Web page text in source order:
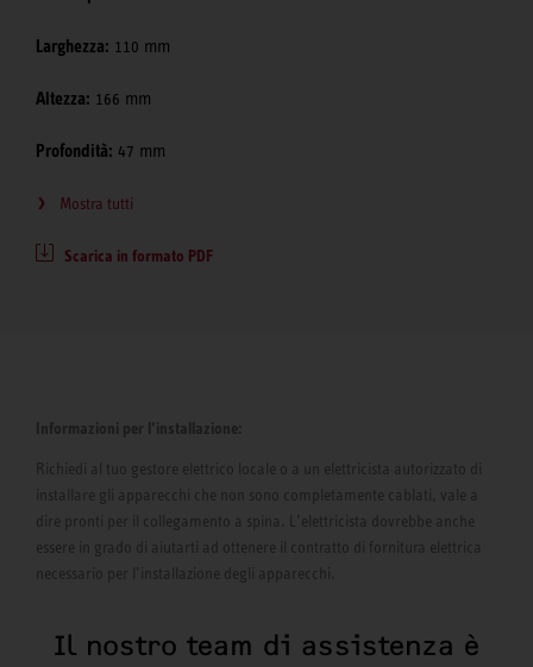
Larghezza: 110 mm
Altezza: 166 mm
Profondità: 47 mm
Mostra tutti
Scarica in formato PDF
Informazioni per l’installazione:
Richiedi al tuo gestore elettrico locale o a un elettricista autorizzato di
installare gli apparecchi che non sono completamente cablati, vale a
dire pronti per il collegamento a spina. L’elettricista dovrebbe anche
essere in grado di aiutarti ad ottenere il contratto di fornitura elettrica
necessario per l’installazione degli apparecchi.
Il nostro team di assistenza è